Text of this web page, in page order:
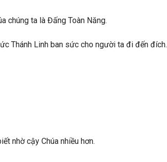
chúng ta là Đấng Toàn Năng.
Thánh Linh ban sức cho người ta đi đến đích.
nhờ cậy Chúa nhiều hơn.